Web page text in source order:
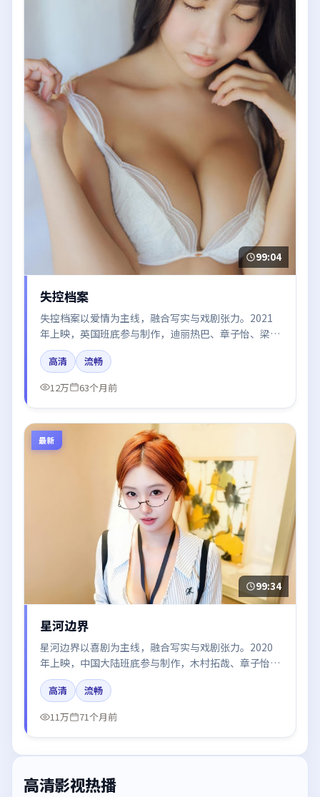
99:04
失控档案
失控档案以爱情为主线，融合写实与戏剧张力。2021
年上映，英国班底参与制作，迪丽热巴、章子怡、梁朝
伟、周冬雨在片中呈现细腻表演，影像风格统一，配乐
与剪辑强化了情绪曲线。
高清
流畅
12万
63个月前
最新
99:34
星河边界
星河边界以喜剧为主线，融合写实与戏剧张力。2020
年上映，中国大陆班底参与制作，木村拓哉、章子怡、
杨幂在片中呈现细腻表演，影像风格统一，配乐与剪辑
强化了情绪曲线。
高清
流畅
11万
71个月前
高清影视热播